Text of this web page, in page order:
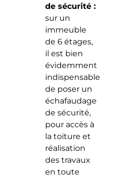
de sécurité :
sur un
immeuble
de 6 étages,
il est bien
évidemment
indispensable
de poser un
échafaudage
de sécurité,
pour accès à
la toiture et
réalisation
des travaux
en toute